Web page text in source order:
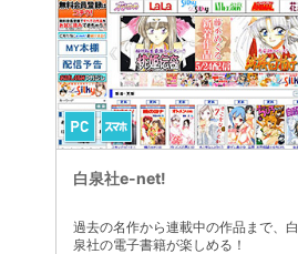
白泉社e-net!
過去の名作から連載中の作品まで、白
泉社の電子書籍が楽しめる！